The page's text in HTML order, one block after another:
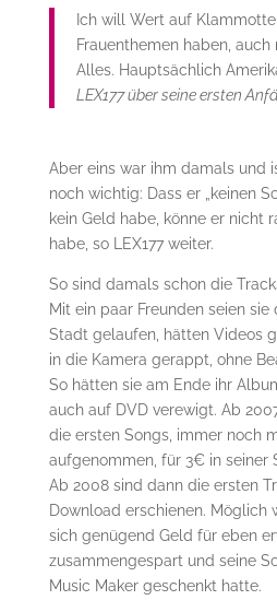
Ich will Wert auf
Frauenthemen haben, auch
Alles. Hauptsächlich
LEX177 über seine ersten
Aber eins war ihm damals und
noch wichtig: Dass er „keinen
kein Geld habe, könne er nicht
habe, so LEX177 weiter.
So sind damals schon die
Mit ein paar Freunden seien
Stadt gelaufen, hätten Videos
in die Kamera gerappt, ohne
So hätten sie am Ende ihr
auch auf DVD verewigt. Ab
die ersten Songs, immer noch
aufgenommen, für 3€ in seiner
Ab 2008 sind dann die ersten
Download erschienen. Möglich
sich genügend Geld für eben
zusammengespart und seine
Music Maker geschenkt hatte.